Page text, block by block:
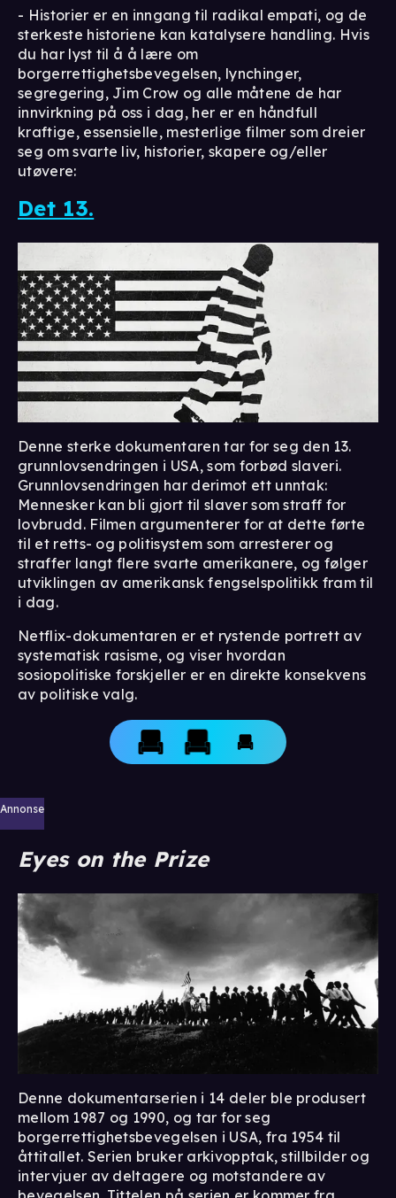
- Historier er en inngang til radikal empati, og de
sterkeste historiene kan katalysere handling. Hvis
du har lyst til å å lære om
borgerrettighetsbevegelsen, lynchinger,
segregering, Jim Crow og alle måtene de har
innvirkning på oss i dag, her er en håndfull
kraftige, essensielle, mesterlige filmer som dreier
seg om svarte liv, historier, skapere og/eller
utøvere:
Det 13.
Denne sterke dokumentaren tar for seg den 13.
grunnlovsendringen i USA, som forbød slaveri.
Grunnlovsendringen har derimot ett unntak:
Mennesker kan bli gjort til slaver som straff for
lovbrudd. Filmen argumenterer for at dette førte
til et retts- og politisystem som arresterer og
straffer langt flere svarte amerikanere, og følger
utviklingen av amerikansk fengselspolitikk fram til
i dag.
Netflix-dokumentaren er et rystende portrett av
systematisk rasisme, og viser hvordan
sosiopolitiske forskjeller er en direkte konsekvens
av politiske valg.
Annonse
Eyes on the Prize⁣
Denne dokumentarserien i 14 deler ble produsert
mellom 1987 og 1990, og tar for seg
borgerrettighetsbevegelsen i USA, fra 1954 til
åttitallet. Serien bruker arkivopptak, stillbilder og
intervjuer av deltagere og motstandere av